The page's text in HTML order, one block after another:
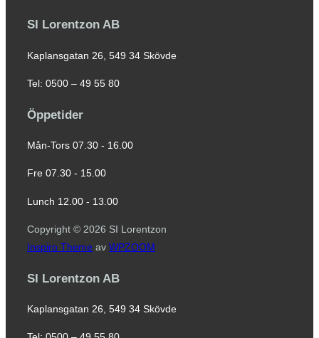
SI Lorentzon AB
Kaplansgatan 26, 549 34 Skövde
Tel: 0500 – 49 55 80
Öppetider
Mån-Tors 07.30 - 16.00
Fre 07.30 - 15.00
Lunch 12.00 - 13.00
Copyright © 2026 SI Lorentzon
Inspiro Theme av WPZOOM
SI Lorentzon AB
Kaplansgatan 26, 549 34 Skövde